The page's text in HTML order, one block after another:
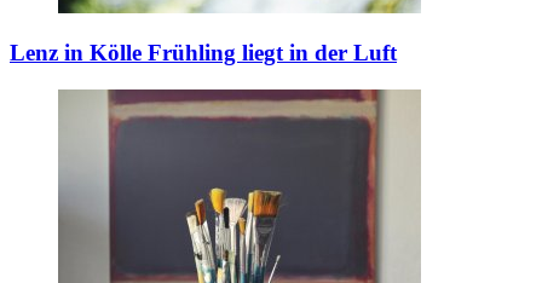
Lenz in Kölle Frühling liegt in der Luft